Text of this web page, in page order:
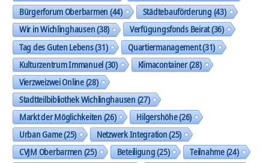
Bürgerforum Oberbarmen(44) Städtebauförderung(43)
Wir in Wichlinghausen(38) Verfügungsfonds Beirat(36)
Tag des Guten Lebens(31) Quartiermanagement(31)
Kulturzentrum Immanuel(30) Klimacontainer(28)
Vierzweizwei Online(28)
Stadtteilbibliothek Wichlinghausen(27)
Markt der Möglichkeiten(26) Hilgershöhe(26)
Urban Game(25) Netzwerk Integration(25)
CVJM Oberbarmen(25) Beteiligung(25) Teilnahme(24)